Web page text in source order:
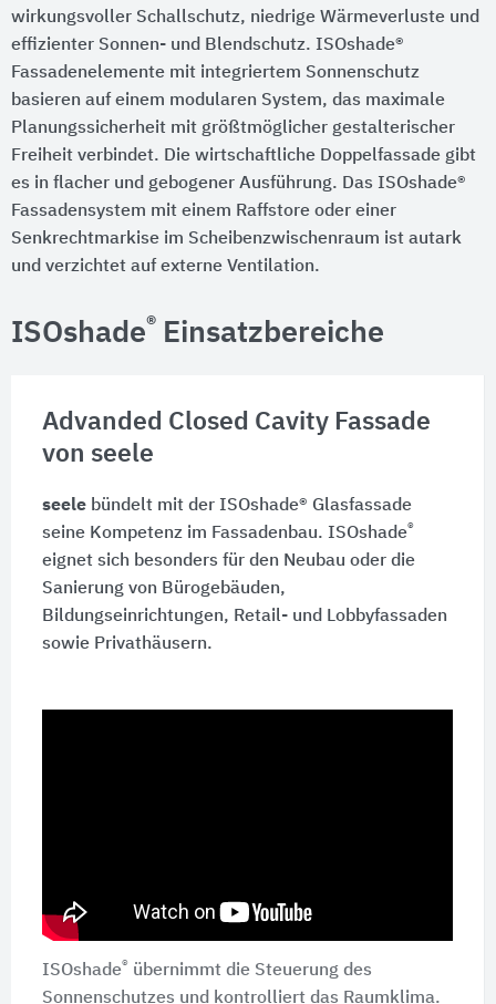
wirkungsvoller Schallschutz, niedrige Wärmeverluste und
effizienter Sonnen- und Blendschutz. ISOshade®
Fassadenelemente mit integriertem Sonnenschutz
basieren auf einem modularen System, das maximale
Planungssicherheit mit größtmöglicher gestalterischer
Freiheit verbindet. Die wirtschaftliche Doppelfassade gibt
es in flacher und gebogener Ausführung. Das ISOshade®
Fassadensystem mit einem Raffstore oder einer
Senkrechtmarkise im Scheibenzwischenraum ist autark
und verzichtet auf externe Ventilation.
ISOshade® Einsatzbereiche
Advanded Closed Cavity Fassade
von seele
seele bündelt mit der ISOshade® Glasfassade
seine Kompetenz im Fassadenbau. ISOshade®
eignet sich besonders für den Neubau oder die
Sanierung von Bürogebäuden,
Bildungseinrichtungen, Retail- und Lobbyfassaden
sowie Privathäusern.
ISOshade® übernimmt die Steuerung des
Sonnenschutzes und kontrolliert das Raumklima.